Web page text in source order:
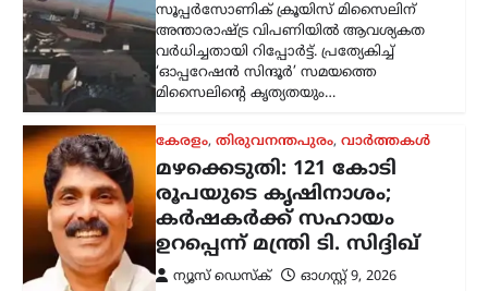
121 കോടി രൂപയുടെ നഷ്ടമുണ്ടായതായി
കൃഷിമന്ത്രി ടി. സിദ്ദിഖ് അറിയിച്ചു.
മഴക്കെടുതിയിൽ 9,332 ഹെക്ടർ
സ്ഥലത്തെ കൃഷി…
റോയല്‍ എന്‍ഫീല്‍ഡിന്റെ
പുതിയ ഹിമാലയന്‍ 440
സെപ്റ്റംബറില്‍
ന്യൂസ് ഡെസ്ക്
ഓഗസ്റ്റ്‌ 9, 2026
പ്രമുഖ ഇരുചക്ര വാഹന
നിര്‍മാതാക്കളായ റോയല്‍ എന്‍ഫീല്‍ഡ്